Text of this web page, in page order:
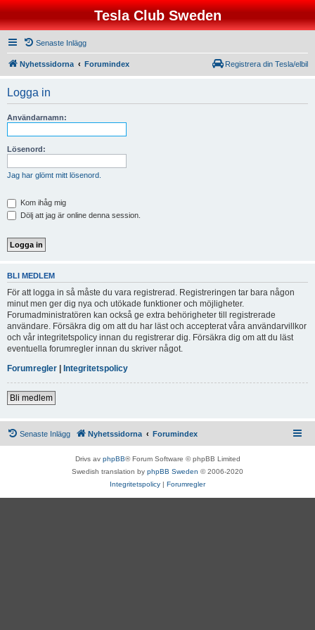
Tesla Club Sweden
Senaste Inlägg
Nyhetssidorna Forumindex Registrera din Tesla/elbil
Logga in
Användarnamn:
Lösenord:
Jag har glömt mitt lösenord.
Kom ihåg mig
Dölj att jag är online denna session.
BLI MEDLEM
För att logga in så måste du vara registrerad. Registreringen tar bara någon
minut men ger dig nya och utökade funktioner och möjligheter.
Forumadministratören kan också ge extra behörigheter till registrerade
användare. Försäkra dig om att du har läst och accepterat våra användarvillkor
och vår integritetspolicy innan du registrerar dig. Försäkra dig om att du läst
eventuella forumregler innan du skriver något.
Forumregler | Integritetspolicy
Bli medlem
Senaste Inlägg Nyhetssidorna Forumindex
Drivs av phpBB® Forum Software © phpBB Limited
Swedish translation by phpBB Sweden © 2006-2020
Integritetspolicy | Forumregler